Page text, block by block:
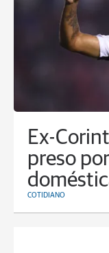
Ex-
preso
COTIDIANO